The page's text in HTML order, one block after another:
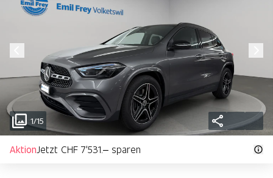
1/15
AktionJetzt CHF 7'531.– sparen